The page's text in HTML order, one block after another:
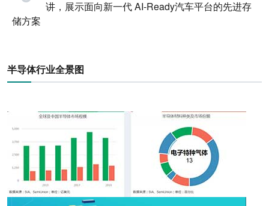
讲，展示面向新一代 AI-Ready汽车平台的先进存
储方案
半导体行业全景图